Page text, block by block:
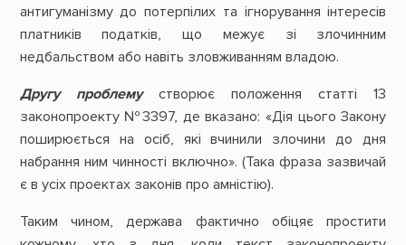
антигуманізму до потерпілих та ігнорування інтересів
платників податків, що межує зі злочинним
недбальством або навіть зловживанням владою.
Другу проблемустворює положення статті 13
законопроекту №3397, де вказано: «Дія цього Закону
поширюється на осіб, які вчинили злочини до дня
набрання ним чинності включно». (Така фраза зазвичай
є в усіх проектах законів про амністію).
Таким чином, держава фактично обіцяє простити